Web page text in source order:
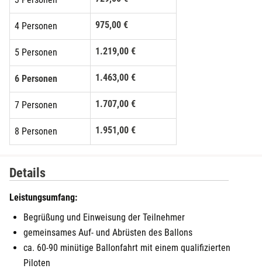
4 Personen 975,00 €
5 Personen 1.219,00 €
6 Personen 1.463,00 €
7 Personen 1.707,00 €
8 Personen 1.951,00 €
10 Personen 2.439,00 €
Details
Leistungsumfang:
Begrüßung und Einweisung der Teilnehmer
gemeinsames Auf- und Abrüsten des Ballons
ca. 60-90 minütige Ballonfahrt mit einem qualifizierten
Piloten